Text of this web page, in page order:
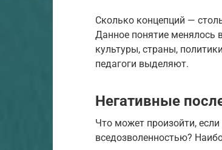
Сколько концепций —
Данное понятие менялось
культуры, страны,
педагоги выделяют.
Негативные
Что может произойти,
вседозволенностью?